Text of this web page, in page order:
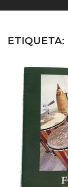
ETIQUETA: